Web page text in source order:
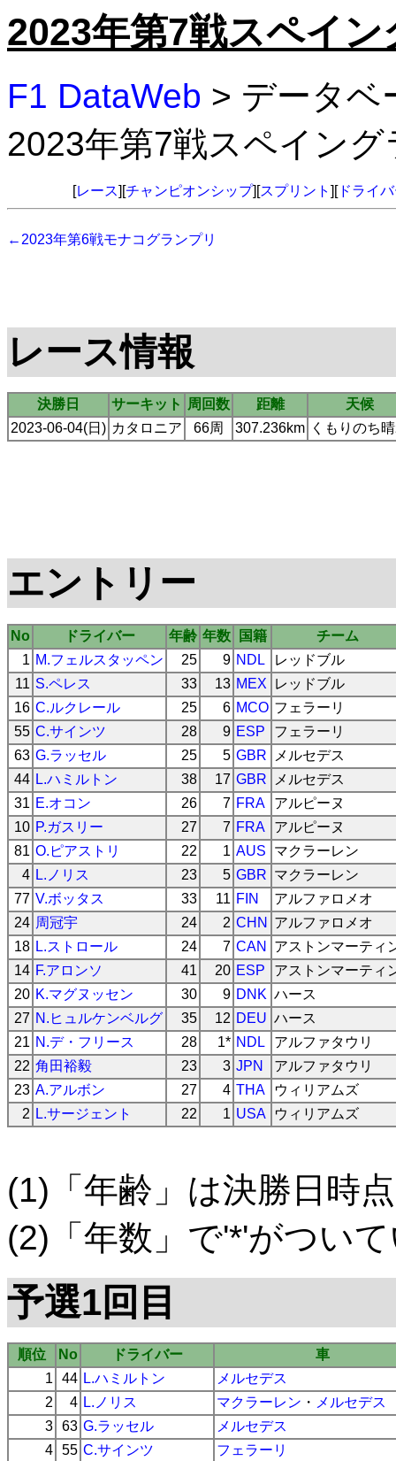
2023年第7戦スペイ
F1 DataWeb > データ
2023年第7戦スペイン
[レース][チャンピオンシップ][スプリント ][ドライ
←2023年第6戦モナコグランプリ
レース情報
決勝日 サーキット 周回数 距離
天候
2023-06-04(日) カタロニア 66周 307.236km くもりのち
エントリー
No ドライバー 年齢 年数 国籍
チーム
1 M.フェルスタッペン 25 9 NDL
レッドブル
11 S.ペレス 33 13 MEX
レッドブル
16 C.ルクレール 25 6 MCO フェラーリ
55 C.サインツ 28 9 ESP
フェラーリ
63 G.ラッセル 25 5 GBR
メルセデス
44 L.ハミルトン 38 17 GBR
メルセデス
31 E.オコン 26 7 FRA
アルピーヌ
10 P.ガスリー 27 7 FRA
アルピーヌ
81 O.ピアストリ 22 1 AUS
マクラーレン
4 L.ノリス 23 5 GBR マクラーレン
77 V.ボッタス 33 11 FIN
アルファロメオ
24 周冠宇 24 2 CHN
アルファロメオ
18 L.ストロール 24 7 CAN
アストンマーティ
14 F.アロンソ 41 20 ESP
アストンマーティ
20 K.マグヌッセン 30 9 DNK ハース
27 N.ヒュルケンベルグ 35 12 DEU ハース
21 N.デ・フリース 28 1* NDL
アルファタウリ
22 角田裕毅 23 3 JPN
アルファタウリ
23 A.アルボン 27 4 THA
ウィリアムズ
2 L.サージェント 22 1 USA ウィリアムズ
(1)「年齢」は決勝日時点
(2)「年数」で'*'がつい
予選1回目
順位 No ドライバー
車
1
44 L.ハミルトン
メルセデス
2
4 L.ノリス マクラーレン ・ メルセデス
3 63 G.ラッセル
メルセデス
4 55 C.サインツ
フェラーリ